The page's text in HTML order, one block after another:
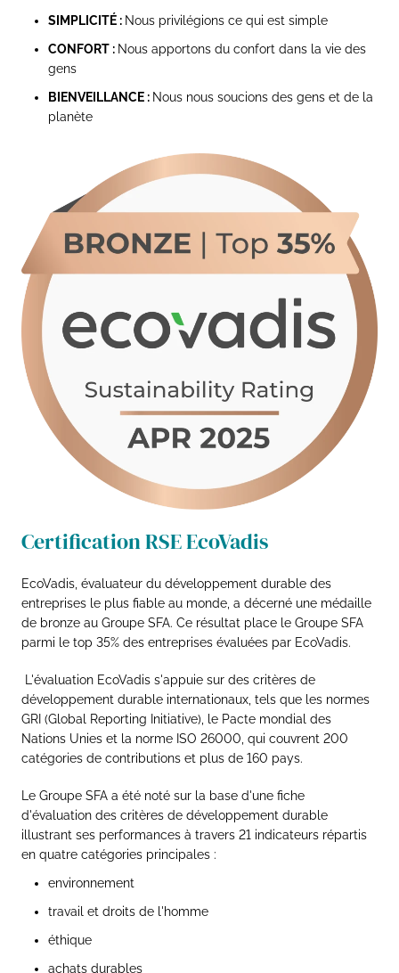
SIMPLICITÉ : Nous privilégions ce qui est simple
CONFORT : Nous apportons du confort dans la vie des
gens
BIENVEILLANCE : Nous nous soucions des gens et de la
planète
Certification RSE EcoVadis
EcoVadis, évaluateur du développement durable des
entreprises le plus fiable au monde, a décerné une médaille
de bronze au Groupe SFA. Ce résultat place le Groupe SFA
parmi le top 35% des entreprises évaluées par EcoVadis.
L'évaluation EcoVadis s'appuie sur des critères de
développement durable internationaux, tels que les normes
GRI (Global Reporting Initiative), le Pacte mondial des
Nations Unies et la norme ISO 26000, qui couvrent 200
catégories de contributions et plus de 160 pays.
Le Groupe SFA a été noté sur la base d'une fiche
d'évaluation des critères de développement durable
illustrant ses performances à travers 21 indicateurs répartis
en quatre catégories principales :
environnement
travail et droits de l'homme
éthique
achats durables